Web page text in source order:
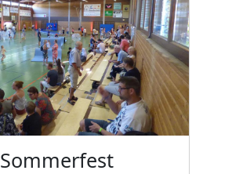
Sommerfest